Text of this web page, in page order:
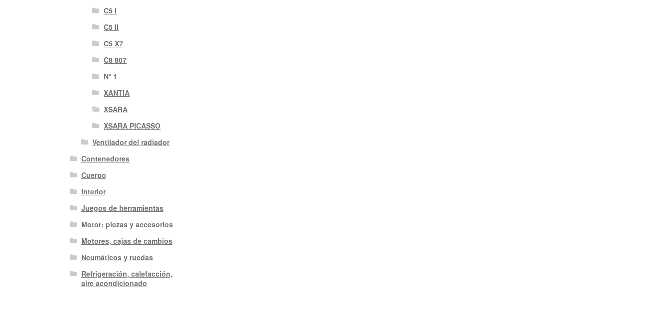
C5 I
C5 II
C5 X7
C8 807
Nº 1
XANTIA
XSARA
XSARA PICASSO
Ventilador del radiador
Contenedores
Cuerpo
Interior
Juegos de herramientas
Motor: piezas y accesorios
Motores, cajas de cambios
Neumáticos y ruedas
Refrigeración, calefacción,
aire acondicionado